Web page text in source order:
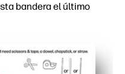
bandera el último